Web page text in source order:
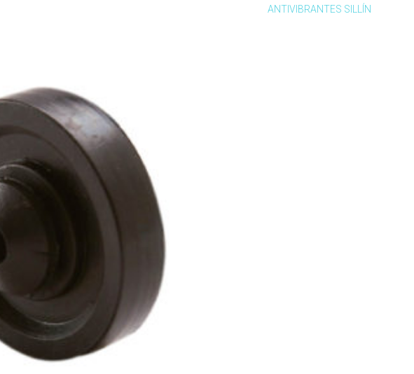
ANTIVIBRANTES SILLÍN